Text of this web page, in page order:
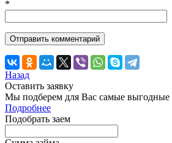
*
Назад
Оставить заявку
Мы подберем для Вас самые выгодные
Подробнее
Подобрать заем